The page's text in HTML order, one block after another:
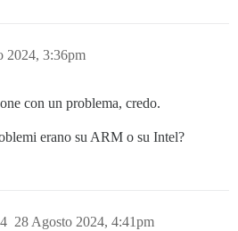
2024, 3:36pm
con un problema, credo.
erano su ARM o su Intel?
28 Agosto 2024, 4:41pm